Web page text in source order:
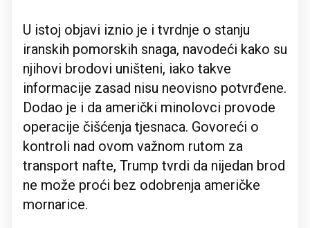
U istoj objavi iznio je i tvrdnje o stanju
iranskih pomorskih snaga, navodeći kako su
njihovi brodovi uništeni, iako takve
informacije zasad nisu neovisno potvrđene.
Dodao je i da američki minolovci provode
operacije čišćenja tjesnaca. Govoreći o
kontroli nad ovom važnom rutom za
transport nafte, Trump tvrdi da nijedan brod
ne može proći bez odobrenja američke
mornarice.